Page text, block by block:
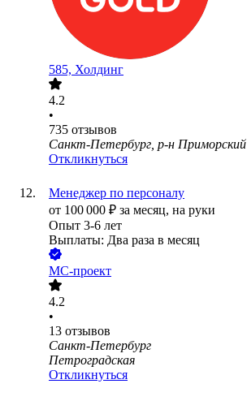
585, Холдинг
4.2
•
735 отзывов
Санкт-Петербург, р-н Приморский
Откликнуться
Менеджер по персоналу
от 100 000 ₽ за месяц, на руки
Опыт 3-6 лет
Выплаты: Два раза в месяц
МС-проект
4.2
•
13 отзывов
Санкт-Петербург
Петроградская
Откликнуться